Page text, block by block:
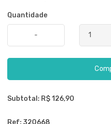
Quantidade
-
Subtotal: R$ 126,90
Ref: 320668